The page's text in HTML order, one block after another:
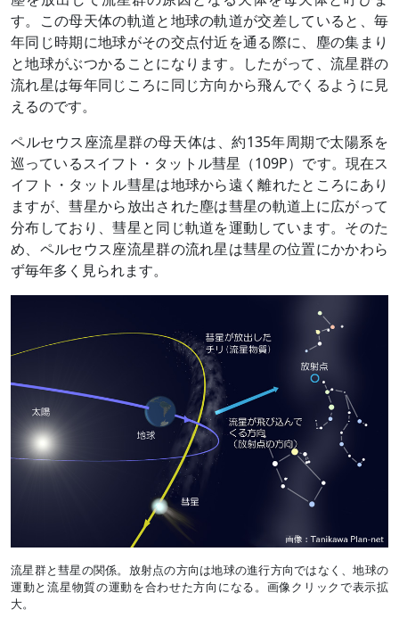
す。この母天体の軌道と地球の軌道が交差していると、毎
年同じ時期に地球がその交点付近を通る際に、塵の集まり
と地球がぶつかることになります。したがって、流星群の
流れ星は毎年同じころに同じ方向から飛んでくるように見
えるのです。
ペルセウス座流星群の母天体は、約135年周期で太陽系を
巡っているスイフト・タットル彗星（109P）です。現在ス
イフト・タットル彗星は地球から遠く離れたところにあり
ますが、彗星から放出された塵は彗星の軌道上に広がって
分布しており、彗星と同じ軌道を運動しています。そのた
め、ペルセウス座流星群の流れ星は彗星の位置にかかわら
ず毎年多く見られます。
流星群と彗星の関係。放射点の方向は地球の進行方向ではなく、地球の
運動と流星物質の運動を合わせた方向になる。画像クリックで表示拡
大。